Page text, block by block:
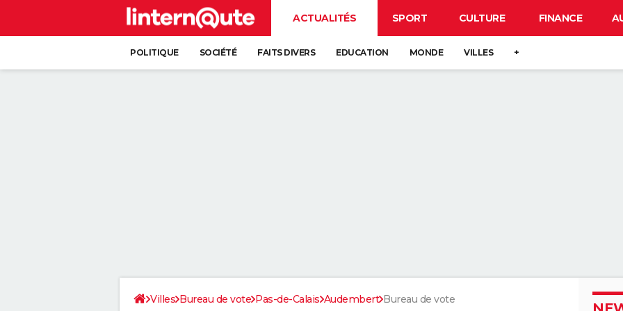
ACTUALITÉS SPORT CULTURE FINANCE
POLITIQUE SOCIÉTÉ FAITS DIVERS EDUCATION MONDE VILLES +
Villes Bureau de vote Pas-de-Calais Audembert Bureau de vote